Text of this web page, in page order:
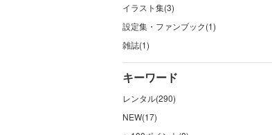
イラスト集(3)
設定集・ファンブック(1)
雑誌(1)
キーワード
レンタル(290)
NEW(17)